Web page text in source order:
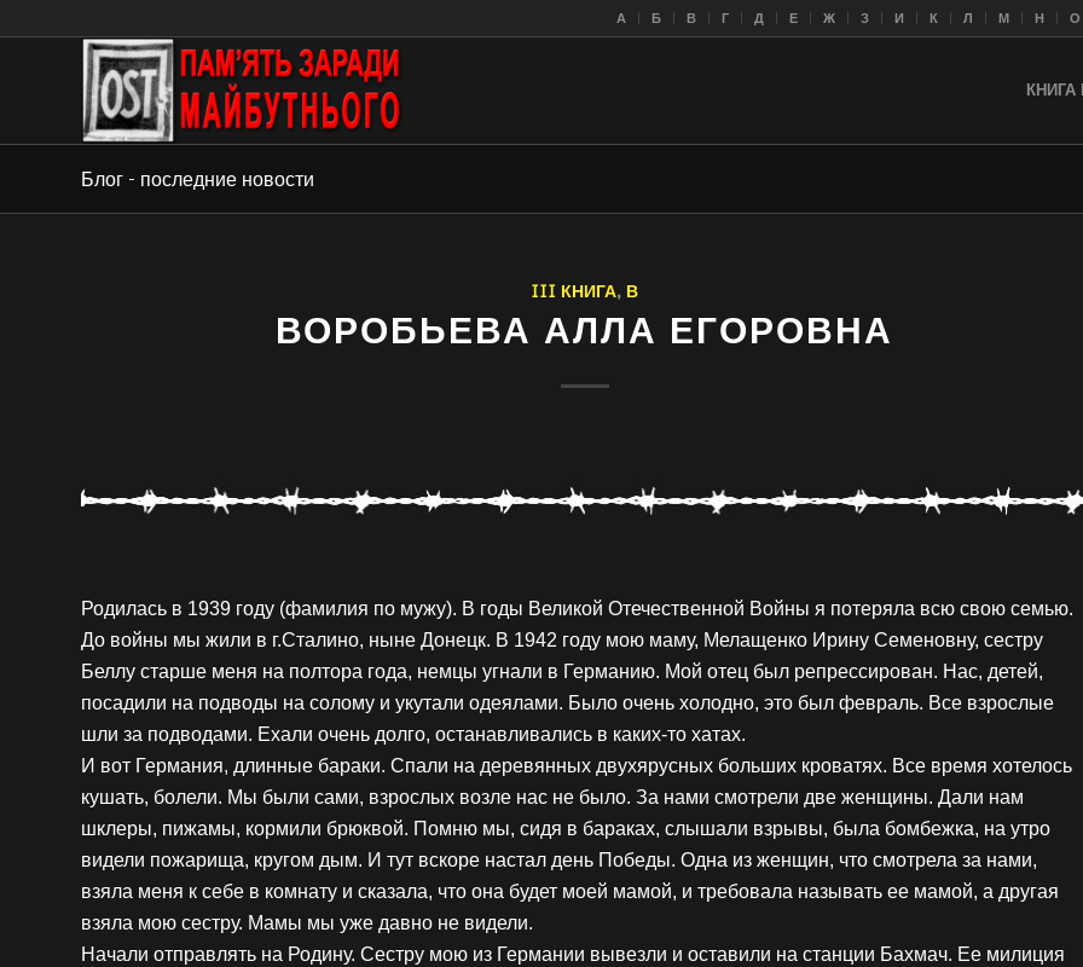
A Б В Г Д Е Ж З И К Л M Н О
КНИГА
Блог - последние новости
III КНИГА, В
ВОРОБЬЕВА АЛЛА ЕГОРОВНА
Родилась в 1939 году (фамилия по мужу). В годы Великой Отечественной Войны я потеряла всю свою семью.
До войны мы жили в г.Сталино, ныне Донецк. В 1942 году мою маму, Мелащенко Ирину Семеновну, сестру
Беллу старше меня на полтора года, немцы угнали в Германию. Мой отец был репрессирован. Нас, детей,
посадили на подводы на солому и укутали одеялами. Было очень холодно, это был февраль. Все взрослые
шли за подводами. Ехали очень долго, останавливались в каких-то хатах.
И вот Германия, длинные бараки. Спали на деревянных двухярусных больших кроватях. Все время хотелось
кушать, болели. Мы были сами, взрослых возле нас не было. За нами смотрели две женщины. Дали нам
шклеры, пижамы, кормили брюквой. Помню мы, сидя в бараках, слышали взрывы, была бомбежка, на утро
видели пожарища, кругом дым. И тут вскоре настал день Победы. Одна из женщин, что смотрела за нами,
взяла меня к себе в комнату и сказала, что она будет моей мамой, и требовала называть ее мамой, а другая
взяла мою сестру. Мамы мы уже давно не видели.
Начали отправлять на Родину. Сестру мою из Германии вывезли и оставили на станции Бахмач. Ее милиция